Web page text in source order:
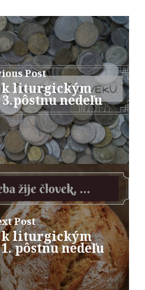
Post
k liturgickým
nedeľu
Post
k liturgickým
pôstnu nedeľu